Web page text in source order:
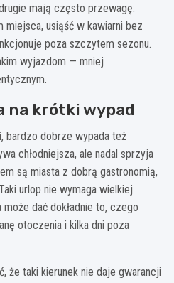
mają często przewagę:
usiąść w kawiarni bez
poza szczytem sezonu.
wyjazdom — mniej
na krótki wypad
, bardzo dobrze wypada też
chłodniejsza, ale nadal sprzyja
są miasta z dobrą gastronomią,
urlop nie wymaga wielkiej
dać dokładnie to, czego
otoczenia i kilka dni poza
że taki kierunek nie daje gwarancji